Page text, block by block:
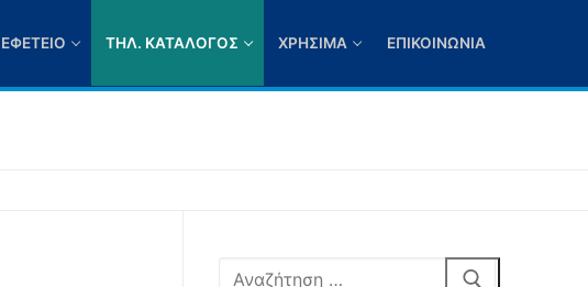
ΕΦΕΤΕΊΟ ΤΗΛ. ΚΑΤΆΛΟΓΟΣ ΧΡΉΣΙΜΑ ΕΠΙΚΟΙΝΩΝΊΑ
Αναζήτηση